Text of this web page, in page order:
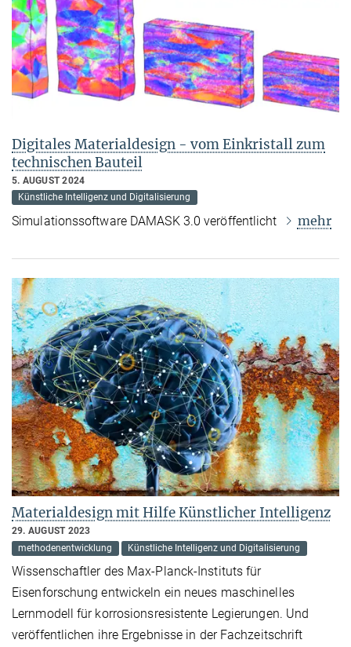
Digitales Materialdesign - vom Einkristall zum
technischen Bauteil
5. AUGUST 2024
Künstliche Intelligenz und Digitalisierung
Simulationssoftware DAMASK 3.0 veröffentlicht mehr
Materialdesign mit Hilfe Künstlicher Intelligenz
29. AUGUST 2023
methodenentwicklung
Künstliche Intelligenz und Digitalisierung
Wissenschaftler des Max-Planck-Instituts für
Eisenforschung entwickeln ein neues maschinelles
Lernmodell für korrosionsresistente Legierungen. Und
veröffentlichen ihre Ergebnisse in der Fachzeitschrift